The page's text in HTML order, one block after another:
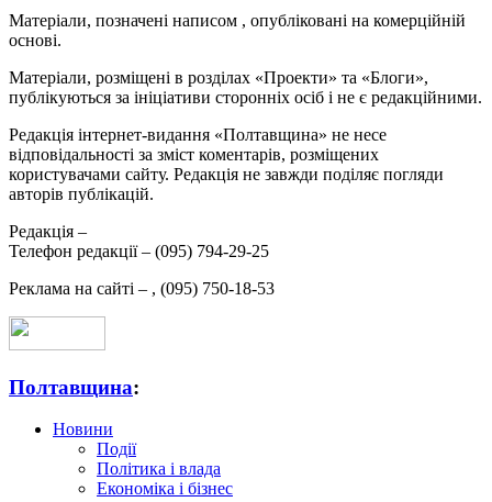
Матеріали, позначені написом , опубліковані на комерційній
основі.
Матеріали, розміщені в розділах «Проекти» та «Блоги»,
публікуються за ініціативи сторонніх осіб і не є редакційними.
Редакція інтернет-видання «Полтавщина» не несе
відповідальності за зміст коментарів, розміщених
користувачами сайту. Редакція не завжди поділяє погляди
авторів публікацій.
Редакція –
Телефон редакції – (095) 794-29-25
Реклама на сайті – , (095) 750-18-53
Полтавщина:
Новини
Події
Політика і влада
Економіка і бізнес